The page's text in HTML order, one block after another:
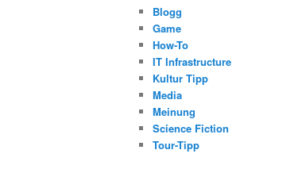
Blogg
Game
How-To
IT Infrastructure
Kultur Tipp
Media
Meinung
Science Fiction
Tour-Tipp